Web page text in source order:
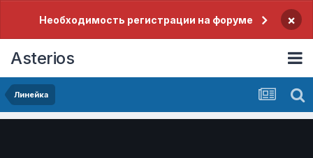
Необходимость регистрации на форуме ×
Asterios
Линейка